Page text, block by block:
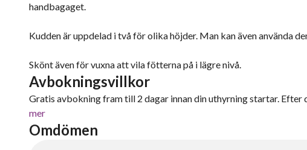
handbagaget.
Kudden är uppdelad i två för olika höjder. Man kan även använda
Skönt även för vuxna att vila fötterna på i lägre nivå.
Avbokningsvillkor
Gratis avbokning fram till 2 dagar innan din uthyrning startar.
mer
Omdömen